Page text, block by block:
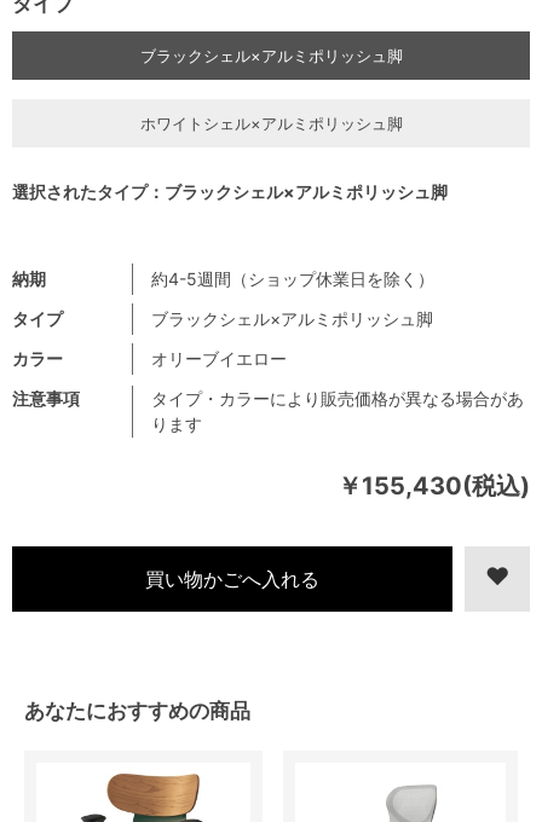
￥155,430(税込)
注意事項
タイプ・カラーにより販売価格が異なる場合があ
ります
納期
約4-5週間（ショップ休業日を除く）
タイプ
ブラックシェル×アルミポリッシュ脚
カラー
オリーブイエロー
ブラックシェル×アルミポリッシュ脚
ホワイトシェル×アルミポリッシュ脚
選択されたタイプ：ブラックシェル×アルミポリッシュ脚
あなたにおすすめの商品